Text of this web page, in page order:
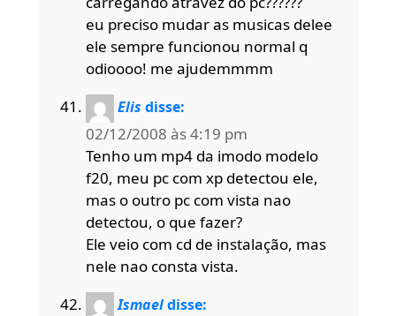
eu preciso mudar as musicas delee
ele sempre funcionou normal q
odioooo! me ajudemmmm
Elis disse:
02/12/2008 às 4:19 pm
Tenho um mp4 da imodo modelo
f20, meu pc com xp detectou ele,
mas o outro pc com vista nao
detectou, o que fazer?
Ele veio com cd de instalação, mas
nele nao consta vista.
Ismael disse: